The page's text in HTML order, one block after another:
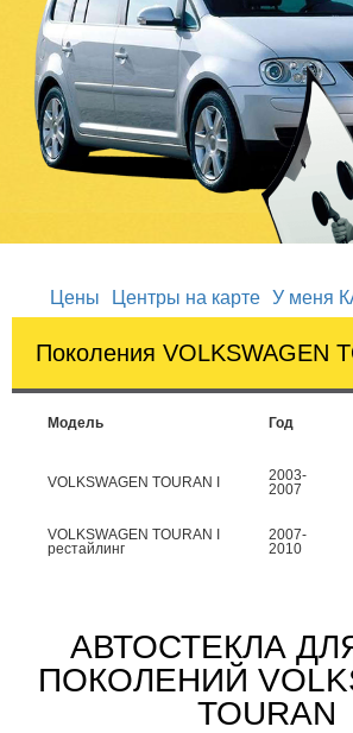
Цены Центры на карте У меня
Поколения VOLKSWAGEN
Модель Год
VOLKSWAGEN TOURAN I
2003-
2007
VOLKSWAGEN TOURAN I
рестайлинг
2007-
2010
АВТОСТЕКЛА
ПОКОЛЕНИЙ
TOURAN